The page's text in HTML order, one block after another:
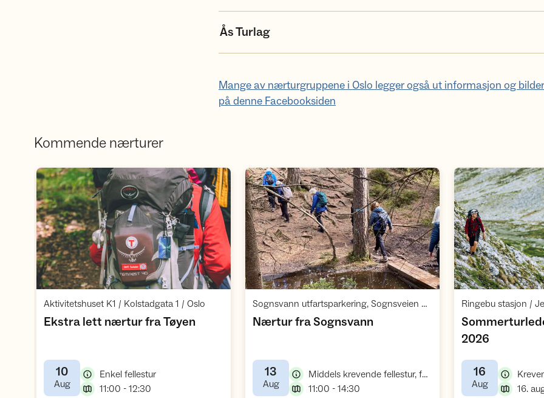
Ås Turlag
Mange av nærturgruppene i Oslo legger også ut informasjon og
på denne Facebooksiden
Kommende nærturer
Åpne aktivitet
Aktivitetshuset K1 / Kolstadgata 1 / Oslo
Ekstra lett nærtur fra Tøyen,
10
Aug,
Enkel fellestur,
11:00 - 12:30
Åpne aktivitet
Sognsvann utfartsparkering, Sognsveien 235, 0863 Oslo, Norge
,
Nærtur fra Sognsvann,
13
Aug,
Middels krevende fellestur, fottur
11:00 - 14:30
Ringebu stasjon /
2026
16
Aug,
16.